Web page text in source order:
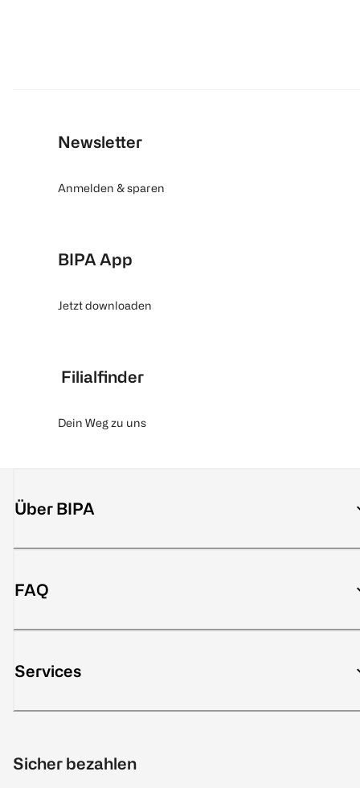
Newsletter
Anmelden & sparen
BIPA App
Jetzt downloaden
Filialfinder
Dein Weg zu uns
Über BIPA
FAQ
Services
Sicher bezahlen